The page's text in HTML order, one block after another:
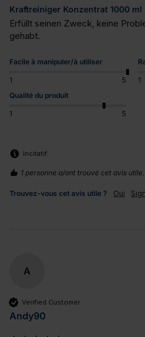
Kraftreiniger Konzentrat 1000 ml
Erfüllt seinen Zweck, keine
gehabt.
Facile à manipuler/à utiliser
1 5 1
Qualité du produit
1 5
Incitatif
1 personne a/ont trouvé cet avis utile.
Trouvez-vous cet avis utile ? Oui
A
Verified Customer
Andy90